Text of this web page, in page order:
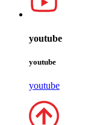
youtube
youtube
youtube